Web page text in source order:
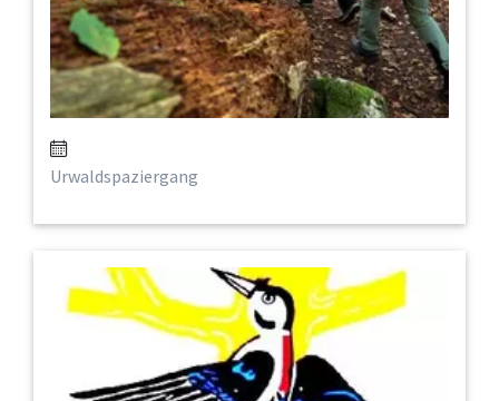
Urwaldspaziergang